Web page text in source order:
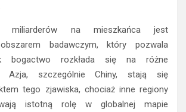
miliarderów na mieszkańca jest
badawczym, który pozwala
bogactwo rozkłada się na różne
Azja, szczególnie Chiny, stają się
tego zjawiska, chociaż inne regiony
istotną rolę w globalnej mapie